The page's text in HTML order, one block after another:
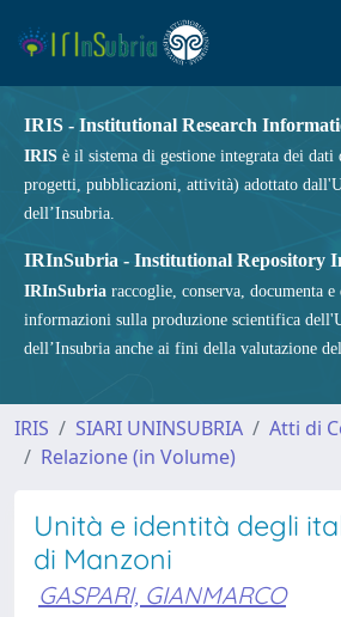
IRIS - Institutional Research
IRIS è il sistema di gestione integrata dei dati
progetti, pubblicazioni, attività) adottato
dell’Insubria.
IRInSubria - Institutional Repository
IRInSubria raccoglie, conserva, documenta e
informazioni sulla produzione scientifica
dell’Insubria anche ai fini della valutazione
IRIS SIARI UNINSUBRIA
Atti di
Relazione (in Volume)
Unità e identità degli
di Manzoni
GASPARI, GIANMARCO